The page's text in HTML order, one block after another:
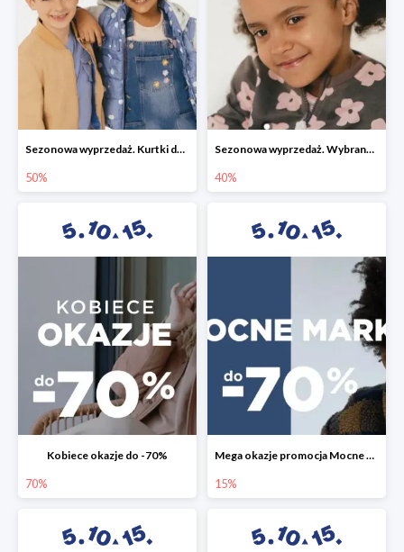
Sezonowa wyprzedaż. Kurtki do -50%
50%
Sezonowa wyprzedaż. Wybrane modele do -40%
40%
Kobiece okazje do -70%
70%
Mega okazje promocja Mocne marki do -70%
15%